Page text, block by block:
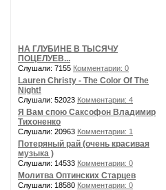
НА ГЛУБИНЕ В ТЫСЯЧУ
ПОЦЕЛУЕВ...
Слушали: 7155 Комментарии: 0
Lauren Christy - The Color Of The
Night!
Слушали: 52023 Комментарии: 4
Я Вам спою Саксофон Владимир
Тихоненко
Слушали: 20963 Комментарии: 1
Потеряный рай (очень красивая
музыка )
Слушали: 14533 Комментарии: 0
Молитва Оптинских Старцев
Слушали: 18580 Комментарии: 0